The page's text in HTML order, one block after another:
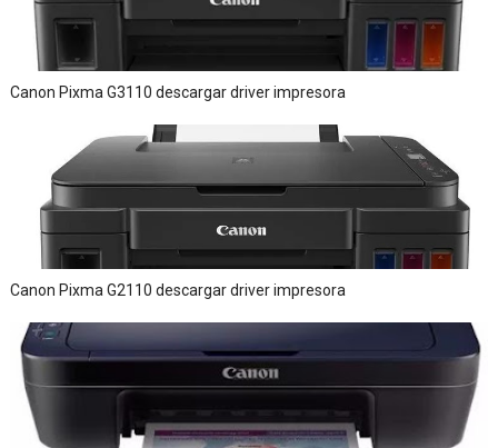
Canon Pixma G3110 descargar driver impresora
Canon Pixma G2110 descargar driver impresora